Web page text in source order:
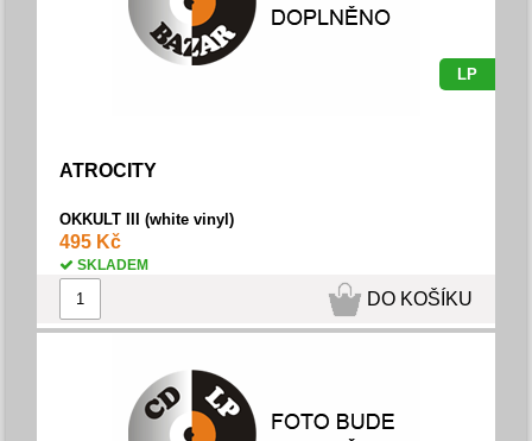
LP
ATROCITY
OKKULT III (white vinyl)
495 Kč
SKLADEM
DO KOŠÍKU